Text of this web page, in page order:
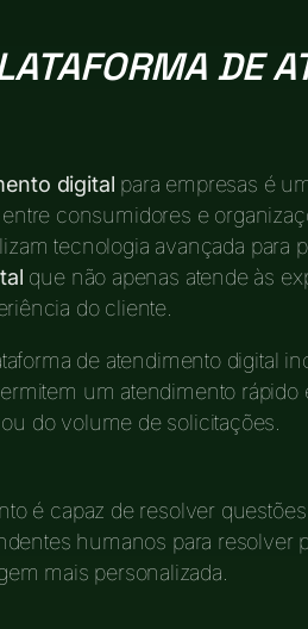
DE
digital para empresas é
consumidores e
tecnologia avançada para
que não apenas atende às
do cliente.
de atendimento digital
um atendimento rápido
do volume de solicitações.
é capaz de resolver
humanos para resolver
mais personalizada.